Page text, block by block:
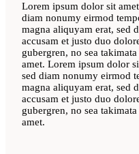
Lorem ipsum dolor sit
diam nonumy eirmod
magna aliquyam erat, sed
accusam et justo duo
gubergren, no sea
amet. Lorem ipsum dolor
sed diam nonumy eirmod
magna aliquyam erat, sed
accusam et justo duo
gubergren, no sea
amet.